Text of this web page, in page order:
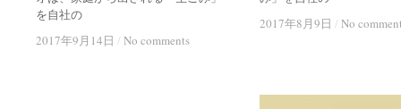
を自社の
2017年9月14日 / No comments
2017年9月14日 / No comments
2017年8月9日 / No
2017年8月9日 / No